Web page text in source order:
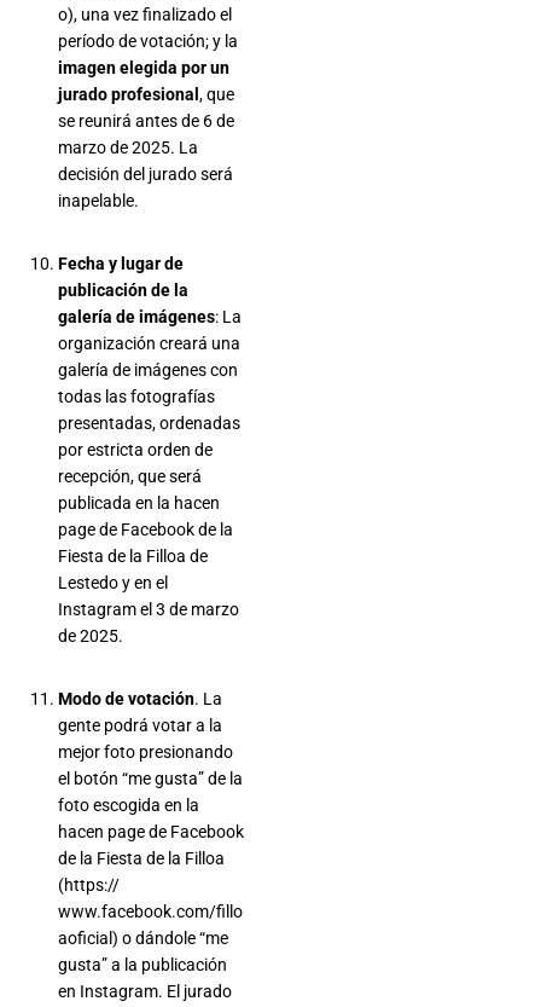
o), una vez finalizado el
período de votación; y la
imagen elegida por un
jurado profesional, que
se reunirá antes de 6 de
marzo de 2025. La
decisión del jurado será
inapelable.
Fecha y lugar de
publicación de la
galería de imágenes: La
organización creará una
galería de imágenes con
todas las fotografías
presentadas, ordenadas
por estricta orden de
recepción, que será
publicada en la hacen
page de Facebook de la
Fiesta de la Filloa de
Lestedo y en el
Instagram el 3 de marzo
de 2025.
Modo de votación. La
gente podrá votar a la
mejor foto presionando
el botón “me gusta” de la
foto escogida en la
hacen page de Facebook
de la Fiesta de la Filloa
(https://
www.facebook.com/fillo
aoficial) o dándole “me
gusta” a la publicación
en Instagram. El jurado